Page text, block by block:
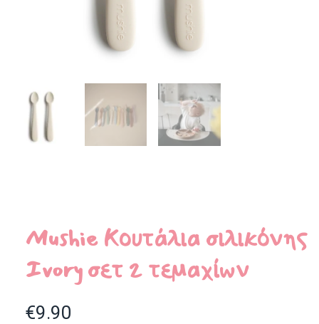
Mushie Κουτάλια σιλικόνης
Ivory σετ 2 τεμαχίων
€9.90